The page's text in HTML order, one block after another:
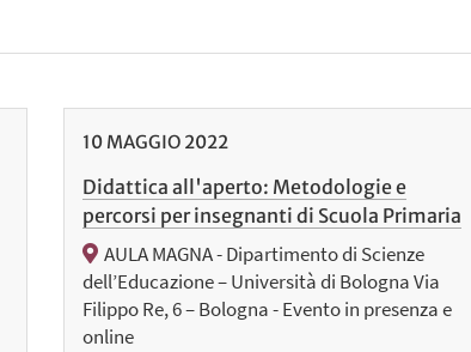
10MAGGIO 2022
Didattica all'aperto: Metodologie e
percorsi per insegnanti di Scuola Primaria
AULA MAGNA - Dipartimento di Scienze
dell’Educazione – Università di Bologna Via
Filippo Re, 6 – Bologna - Evento in presenza e
online